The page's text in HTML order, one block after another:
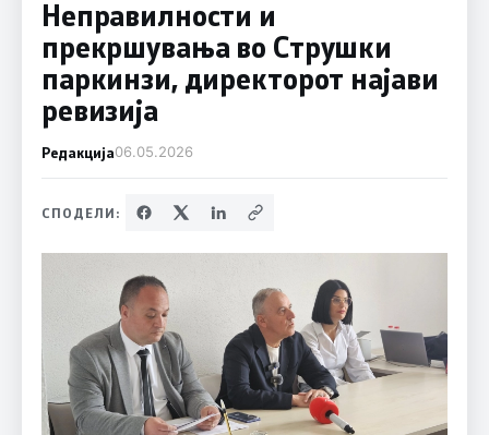
Неправилности и
прекршувања во Струшки
паркинзи, директорот најави
ревизија
Редакција06.05.2026
СПОДЕЛИ: